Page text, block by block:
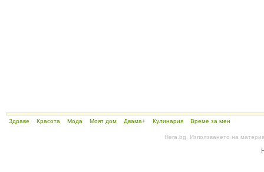
Здраве Красота Мода Моят дом Двама+ Кулинария Време за мен
Hera.bg. Използването на